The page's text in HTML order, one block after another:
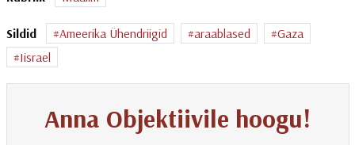
Sildid Ameerika Ühendriigid araablased
Gaza
Iisrael
Anna Objektiivile hoogu!